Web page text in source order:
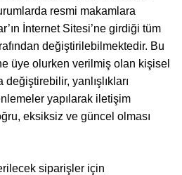
resmi makamlara
İnternet Sitesi’ne girdiği tüm
değiştirilebilmektedir. Bu
üye olurken verilmiş olan kişisel
yanlışlıkları
yapılarak iletişim
eksiksiz ve güncel olması
siparişler için